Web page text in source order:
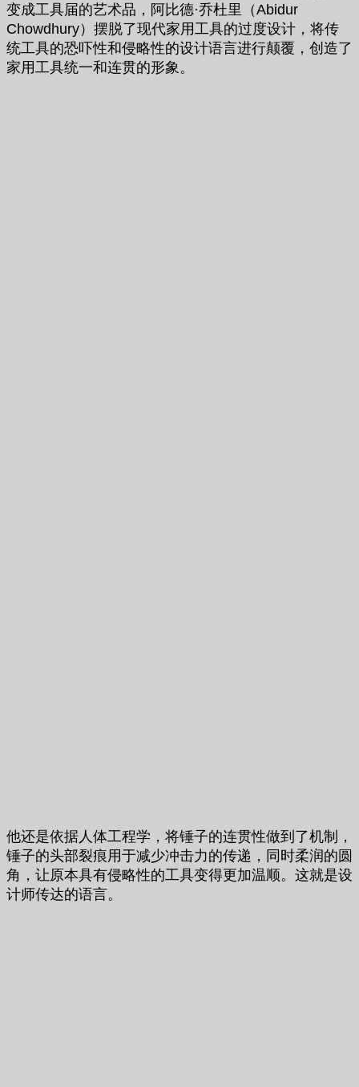
变成工具届的艺术品，阿比德·乔杜里（Abidur
Chowdhury）摆脱了现代家用工具的过度设计，将传
统工具的恐吓性和侵略性的设计语言进行颠覆，创造了
家用工具统一和连贯的形象。
他还是依据人体工程学，将锤子的连贯性做到了机制，
锤子的头部裂痕用于减少冲击力的传递，同时柔润的圆
角，让原本具有侵略性的工具变得更加温顺。这就是设
计师传达的语言。